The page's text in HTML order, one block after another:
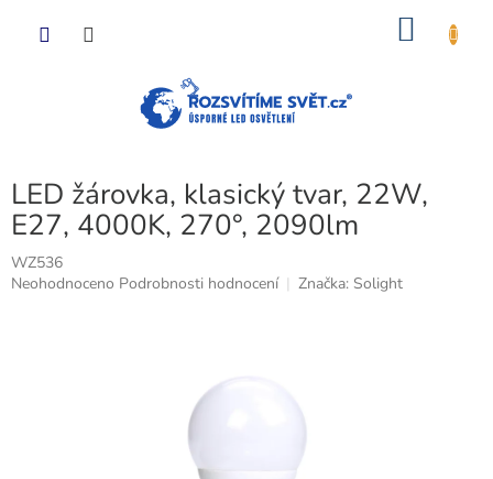
LED žárovka, klasický tvar, 22W,
E27, 4000K, 270°, 2090lm
WZ536
Průměrné
Neohodnoceno Podrobnosti hodnocení Značka: Solight